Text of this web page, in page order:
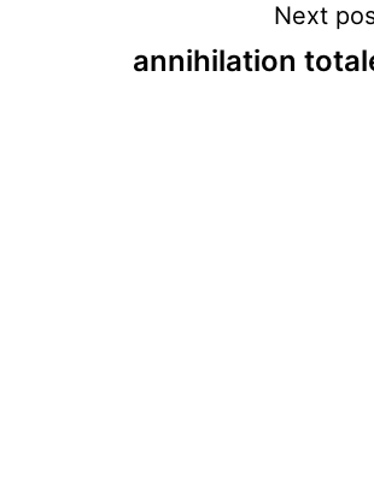
Next
annihilation